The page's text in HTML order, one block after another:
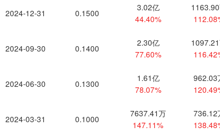
2024-12-31
2024-09-30
2024-06-30
2024-03-31
0.1500
3.02亿
44.40%
0.1400
2.30亿
77.60%
0.1300
1.61亿
78.07%
962.03
0.1000
7637.41万
147.11%
736.12